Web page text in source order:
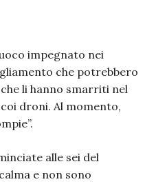
impegnato nei
che potrebbero
li hanno smarriti nel
droni. Al momento,
alle sei del
e non sono